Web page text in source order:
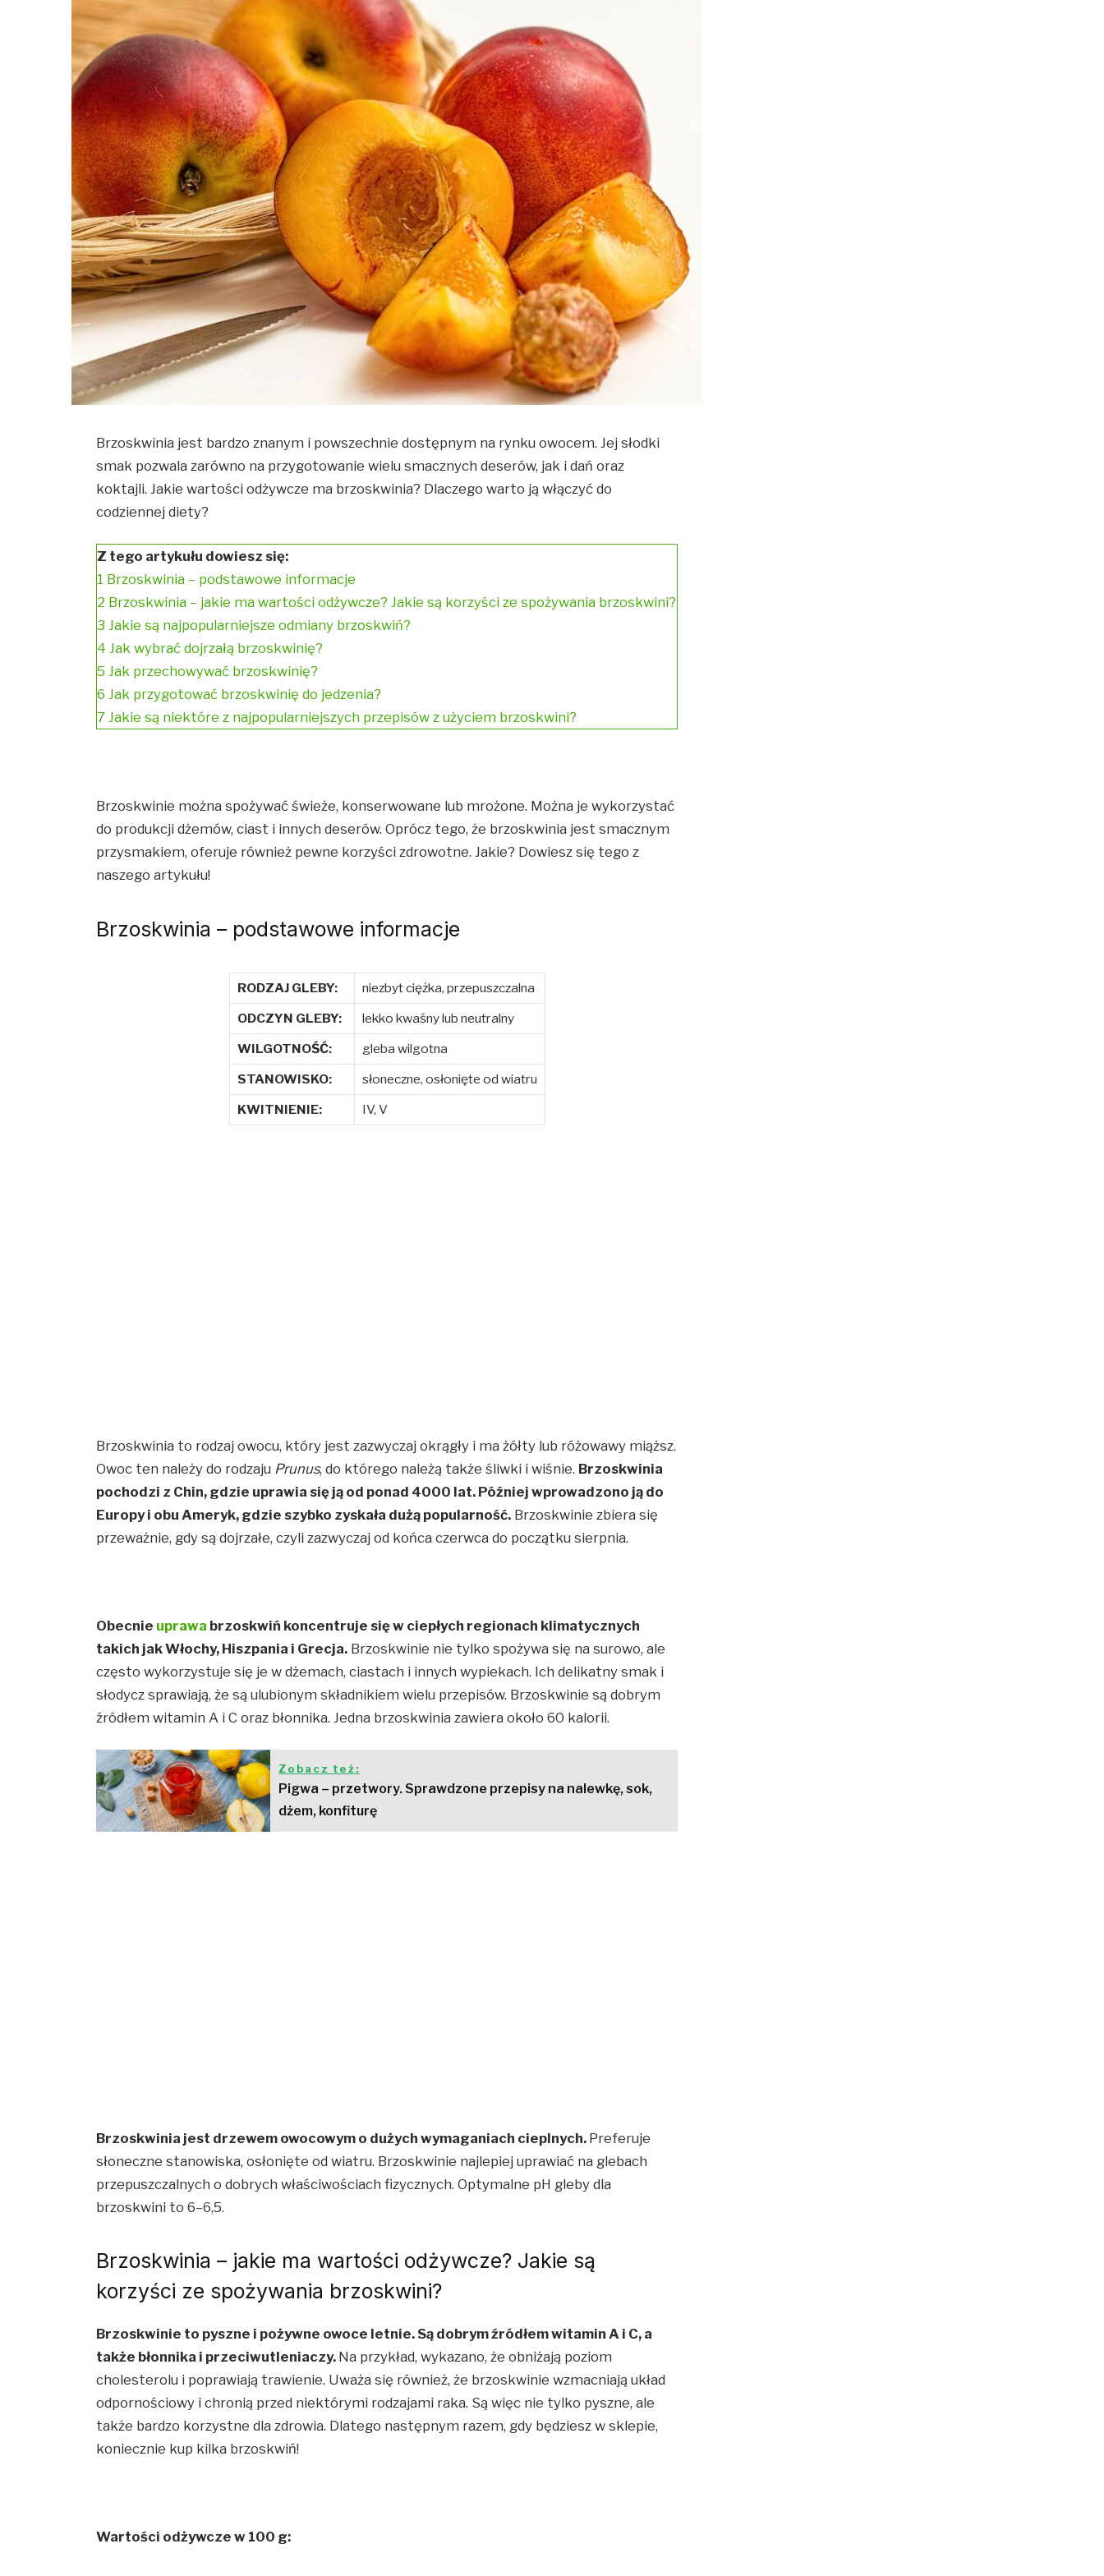
Brzoskwinia jest bardzo znanym i powszechnie dostępnym na rynku owocem. Jej słodki
smak pozwala zarówno na przygotowanie wielu smacznych deserów, jak i dań oraz
koktajli. Jakie wartości odżywcze ma brzoskwinia? Dlaczego warto ją włączyć do
codziennej diety?
Z tego artykułu dowiesz się:
1 Brzoskwinia – podstawowe informacje
2 Brzoskwinia – jakie ma wartości odżywcze? Jakie są korzyści ze spożywania brzoskwini?
3 Jakie są najpopularniejsze odmiany brzoskwiń?
4 Jak wybrać dojrzałą brzoskwinię?
5 Jak przechowywać brzoskwinię?
6 Jak przygotować brzoskwinię do jedzenia?
7 Jakie są niektóre z najpopularniejszych przepisów z użyciem brzoskwini?
Brzoskwinie można spożywać świeże, konserwowane lub mrożone. Można je wykorzystać
do produkcji dżemów, ciast i innych deserów. Oprócz tego, że brzoskwinia jest smacznym
przysmakiem, oferuje również pewne korzyści zdrowotne. Jakie? Dowiesz się tego z
naszego artykułu!
Brzoskwinia – podstawowe informacje
RODZAJ GLEBY:
niezbyt ciężka, przepuszczalna
ODCZYN GLEBY:
lekko kwaśny lub neutralny
WILGOTNOŚĆ:
gleba wilgotna
STANOWISKO:
słoneczne, osłonięte od wiatru
KWITNIENIE:
IV, V
Brzoskwinia to rodzaj owocu, który jest zazwyczaj okrągły i ma żółty lub różowawy miąższ.
Owoc ten należy do rodzaju Prunus, do którego należą także śliwki i wiśnie. Brzoskwinia
pochodzi z Chin, gdzie uprawia się ją od ponad 4000 lat. Później wprowadzono ją do
Europy i obu Ameryk, gdzie szybko zyskała dużą popularność. Brzoskwinie zbiera się
przeważnie, gdy są dojrzałe, czyli zazwyczaj od końca czerwca do początku sierpnia.
Obecnie uprawa brzoskwiń koncentruje się w ciepłych regionach klimatycznych
takich jak Włochy, Hiszpania i Grecja. Brzoskwinie nie tylko spożywa się na surowo, ale
często wykorzystuje się je w dżemach, ciastach i innych wypiekach. Ich delikatny smak i
słodycz sprawiają, że są ulubionym składnikiem wielu przepisów. Brzoskwinie są dobrym
źródłem witamin A i C oraz błonnika. Jedna brzoskwinia zawiera około 60 kalorii.
Zobacz też:
Pigwa – przetwory. Sprawdzone przepisy na nalewkę, sok,
dżem, konfiturę
Brzoskwinia jest drzewem owocowym o dużych wymaganiach cieplnych. Preferuje
słoneczne stanowiska, osłonięte od wiatru. Brzoskwinie najlepiej uprawiać na glebach
przepuszczalnych o dobrych właściwościach fizycznych. Optymalne pH gleby dla
brzoskwini to 6–6,5.
Brzoskwinia – jakie ma wartości odżywcze? Jakie są
korzyści ze spożywania brzoskwini?
Brzoskwinie to pyszne i pożywne owoce letnie. Są dobrym źródłem witamin A i C, a
także błonnika i przeciwutleniaczy. Na przykład, wykazano, że obniżają poziom
cholesterolu i poprawiają trawienie. Uważa się również, że brzoskwinie wzmacniają układ
odpornościowy i chronią przed niektórymi rodzajami raka. Są więc nie tylko pyszne, ale
także bardzo korzystne dla zdrowia. Dlatego następnym razem, gdy będziesz w sklepie,
koniecznie kup kilka brzoskwiń!
Wartości odżywcze w 100 g: